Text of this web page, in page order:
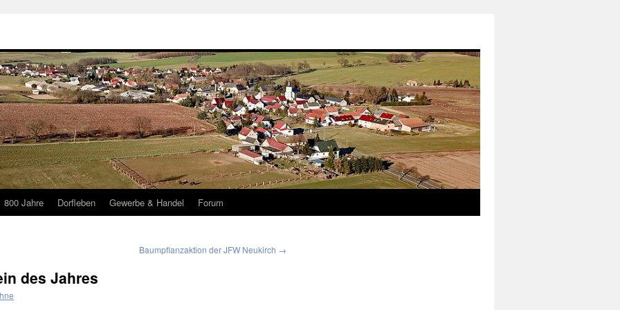
800 Jahre Dorfleben Gewerbe & Handel Forum
Baumpflanzaktion der JFW Neukirch →
des Jahres